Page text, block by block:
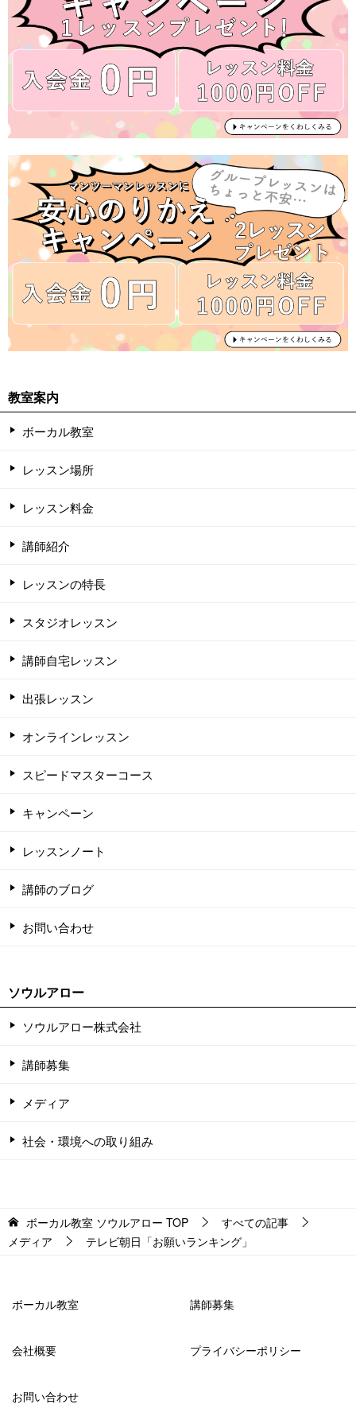
教室案内
ボーカル教室
レッスン場所
レッスン料金
講師紹介
レッスンの特長
スタジオレッスン
講師自宅レッスン
出張レッスン
オンラインレッスン
スピードマスターコース
キャンペーン
レッスンノート
講師のブログ
お問い合わせ
ソウルアロー
ソウルアロー株式会社
講師募集
メディア
社会・環境への取り組み
ボーカル教室 ソウルアロー TOP
すべての記事
メディア
テレビ朝日「お願いランキング」
ボーカル教室 講師募集
会社概要 プライバシーポリシー
お問い合わせ